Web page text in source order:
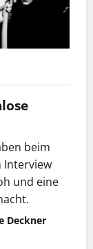
beim
Interview
und eine
Deckner